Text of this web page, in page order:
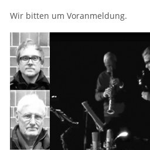
Wir bitten um Voranmeldung.